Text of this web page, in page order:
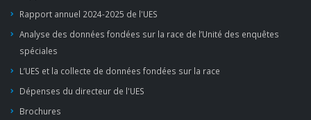
Rapport annuel 2024-2025 de l'UES
Analyse des données fondées sur la race de l’Unité des enquêtes
spéciales
L’UES et la collecte de données fondées sur la race
Dépenses du directeur de l'UES
Brochures